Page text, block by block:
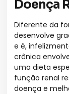
Doença
Diferente da
desenvolve
e é,
crônica
uma dieta
função renal
doença e